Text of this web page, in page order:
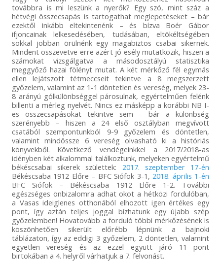
továbbra is mi leszünk a nyerők? Egy szó, mint száz a
hétvégi összecsapás is tartogathat meglepetéseket – bár
ezektől inkább eltekintenénk – és bízva Boér Gábor
ifjoncainak lelkesedésében, tudásában, eltökéltségében
sokkal jobban örülnénk egy magabiztos csabai sikernek.
Mindent összevetve erre azért jó esély mutatkozik, hiszen a
számokat vizsgálgatva a másodosztályú statisztika
meggyőző hazai fölényt mutat. A két mérkőző fél egymás
ellen lejátszott tétmeccseit tekintve a 8 megszerzett
győzelem, valamint az 1-1 döntetlen és vereség, melyek 23-
8 arányú gólkülönbséggel párosulnak, egyértelműen felénk
billenti a mérleg nyelvét. Nincs ez másképp a korábbi NB I-
es összecsapásokat tekintve sem – bár a különbség
szerényebb – hiszen a 24 első osztályban megvívott
csatából szempontunkból 9-9 győzelem és döntetlen,
valamint mindössze 6 vereség olvasható ki a históriás
könyvekből. Következő vendégeinkkel a 2017/2018-as
idényben két alkalommal találkoztunk, melyeken egyértelmű
békéscsabai sikerek születtek: 2017. szeptember 17-én
Békéscsaba 1912 Előre – BFC Siófok 3-1, 2018. április 1-én
BFC Siófok – Békéscsaba 1912 Előre 1-2. További
egészséges önbizalomra adhat okot a hétközi fordulóban,
a Vasas ideiglenes otthonából elhozott igen értékes egy
pont, így aztán teljes joggal bízhatunk egy újabb szép
győzelemben! Hovatovább a forduló többi mérkőzésének is
köszönhetően sikerült előrébb lépnünk a bajnoki
táblázaton, így az eddigi 3 győzelem, 2 döntetlen, valamint
egyetlen vereség és az ezzel együtt járó 11 pont
birtokában a 4. helyről várhatjuk a 7. felvonást.